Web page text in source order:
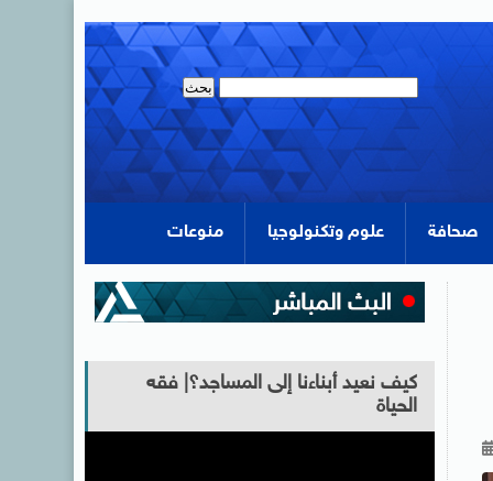
صحافة علوم وتكنولوجيا منوعات
كيف نعيد أبناءنا إلى المساجد؟| فقه
الحياة